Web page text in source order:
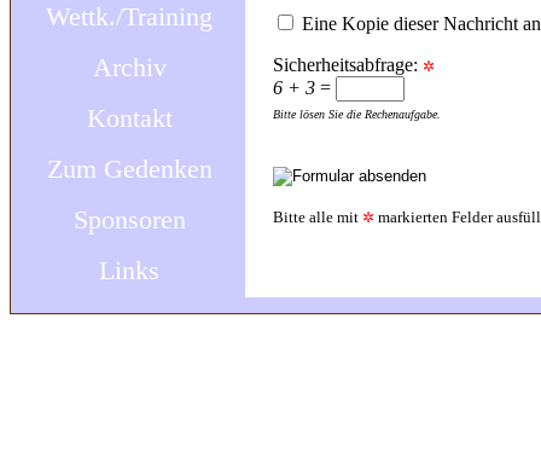
Wettk./Training
Archiv
Kontakt
Zum Gedenken
Sponsoren
Links
Eine Kopie dieser Nachricht
Sicherheitsabfrage: ✲
6 + 3 =
Bitte lösen Sie die Rechenaufgabe.
Bitte alle mit ✲ markierten Felder